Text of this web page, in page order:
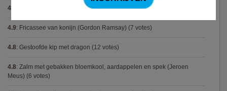
4.9 (7 votes)
4.9: Fricassee van konijn (Gordon Ramsay) (7 votes)
4.8: Gestoofde kip met dragon (12 votes)
4.8: Zalm met gebakken bloemkool, aardappelen en spek (Jeroen
Meus) (6 votes)